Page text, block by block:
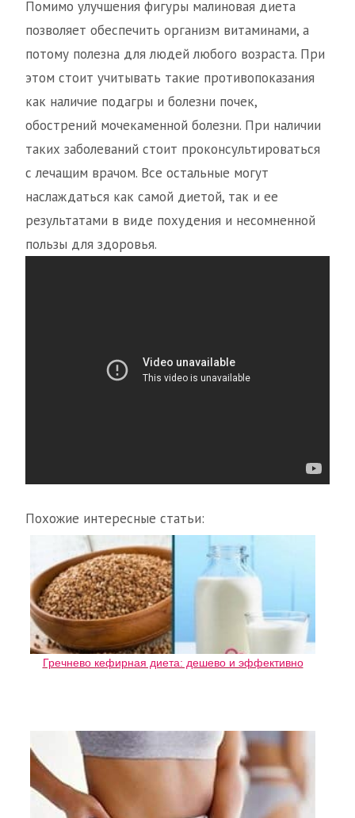
Помимо улучшения фигуры малиновая диета
позволяет обеспечить организм витаминами, а
потому полезна для людей любого возраста. При
этом стоит учитывать такие противопоказания
как наличие подагры и болезни почек,
обострений мочекаменной болезни. При наличии
таких заболеваний стоит проконсультироваться
с лечащим врачом. Все остальные могут
наслаждаться как самой диетой, так и ее
результатами в виде похудения и несомненной
пользы для здоровья.
Похожие интересные статьи:
Гречнево кефирная диета: дешево и эффективно